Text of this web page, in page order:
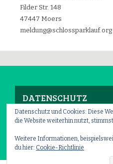
Filder Str. 148
47447 Moers
meldung@schlossparklauf.org
DATENSCHUTZ
Impressum–Datenschutz
Datenschutz und Cookies: Diese
die Website weiterhin nutzt,
Weitere Informationen,
du hier: Cookie-Richtlinie